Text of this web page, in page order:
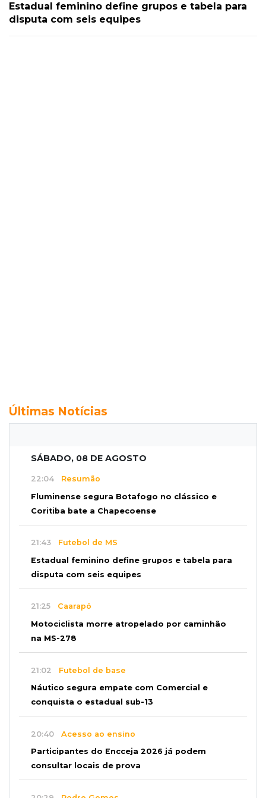
Estadual feminino define grupos e tabela para
disputa com seis equipes
Últimas Notícias
SÁBADO, 08 DE AGOSTO
22:04 Resumão
Fluminense segura Botafogo no clássico e
Coritiba bate a Chapecoense
21:43 Futebol de MS
Estadual feminino define grupos e tabela para
disputa com seis equipes
21:25 Caarapó
Motociclista morre atropelado por caminhão
na MS-278
21:02 Futebol de base
Náutico segura empate com Comercial e
conquista o estadual sub-13
20:40 Acesso ao ensino
Participantes do Encceja 2026 já podem
consultar locais de prova